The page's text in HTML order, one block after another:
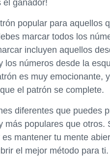
el ganador!
popular para aquellos
marcar todos los
incluyen aquellos
los números desde la
es muy emocionante,
el patrón se complete.
diferentes que puedes
más populares que otros.
mantener tu mente
el mejor método para